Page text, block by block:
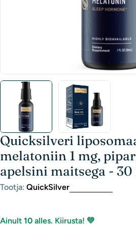
Quicksilveri
melatoniin 1 mg,
apelsini maitsega -
Tootja: QuickSilver
Ainult 10 alles. Kiirusta! 💚